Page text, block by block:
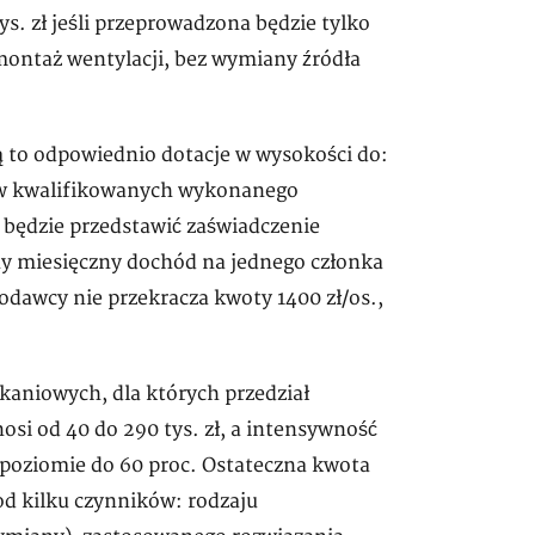
zł jeśli przeprowadzona będzie tylko
wentylacji, bez wymiany źródła
odpowiednio dotacje w wysokości do:
kwalifikowanych wykonanego
przedstawić zaświadczenie
miesięczny dochód na jednego członka
nie przekracza kwoty 1400 zł/os.,
dla których przedział
od 40 do 290 tys. zł, a intensywność
do 60 proc. Ostateczna kwota
kilku czynników: rodzaju